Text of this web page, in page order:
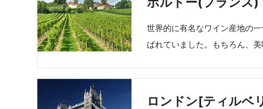
世界的に有名なワイン産地の
ばれていました。もちろん、
ロンドン[ティルベ